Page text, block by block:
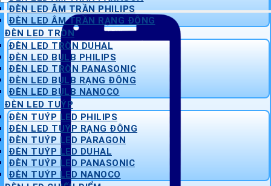
kiếm:
ĐÈN LED ÂM TRẦN PHILIPS
ĐÈN LED ÂM TRẦN RẠNG ĐÔNG
ĐÈN LED TRÒN
ĐÈN LED TRÒN DUHAL
ĐÈN LED BULB PHILIPS
ĐÈN LED TRÒN PANASONIC
ĐÈN LED BULB RẠNG ĐÔNG
ĐÈN LED BULB NANOCO
ĐÈN LED TUÝP
ĐÈN TUÝP LED PHILIPS
ĐÈN LED TUÝP RẠNG ĐÔNG
ĐÈN TUÝP LED PARAGON
ĐÈN TUÝP LED DUHAL
ĐÈN TUÝP LED PANASONIC
ĐÈN TUÝP LED NANOCO